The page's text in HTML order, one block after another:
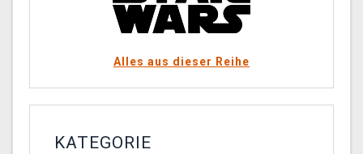
Alles aus dieser Reihe
KATEGORIE